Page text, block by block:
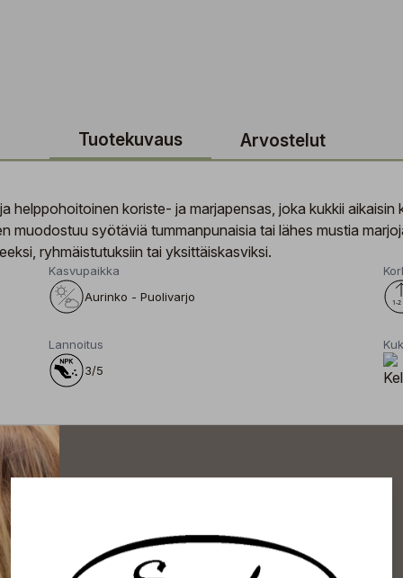
Tuotekuvaus Arvostelut
helppohoitoinen koriste- ja marjapensas, joka kukkii
muodostuu syötäviä tummanpunaisia tai lähes mustia
ryhmäistutuksiin tai yksittäiskasviksi.
Kasvupaikka
Aurinko - Puolivarjo
Lannoitus
3/5